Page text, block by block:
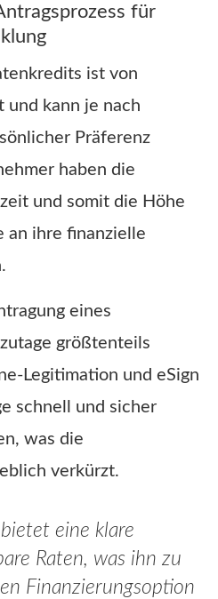
für
ist von
kann je nach
Präferenz
haben die
und somit die Höhe
an ihre finanzielle
eines
größtenteils
Legitimation und eSign
schnell und sicher
was die
verkürzt.
eine klare
Raten, was ihn zu
Finanzierungsoption